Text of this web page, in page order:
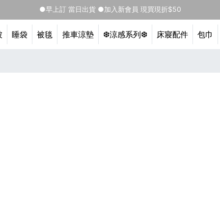
睡袋 被毯 推車涼墊 ❆涼感系列❆ 床寢配件 包巾
●早上訂 當日出貨 ●加入新會員 現買現折$50